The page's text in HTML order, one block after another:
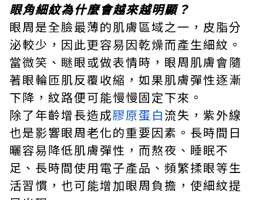
眼角細紋為什麼會越來越明顯？
眼周是全臉最薄的肌膚區域之一，皮脂分
泌較少，因此更容易因乾燥而產生細紋。
當微笑、瞇眼或做表情時，眼周肌膚會隨
著眼輪匝肌反覆收縮，如果肌膚彈性逐漸
下降，紋路便可能慢慢固定下來。
除了年齡增長造成膠原蛋白流失，紫外線
也是影響眼周老化的重要因素。長時間日
曬容易降低肌膚彈性，而熬夜、睡眠不
足、長時間使用電子產品、頻繁揉眼等生
活習慣，也可能增加眼周負擔，使細紋提